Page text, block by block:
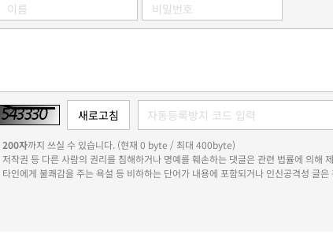
200자까지 쓰실 수 있습니다. (현재 0 byte / 최대 400byte)
저작권 등 다른 사람의 권리를 침해하거나 명예를 훼손하는 댓글은 관련 법률에 의해
타인에게 불쾌감을 주는 욕설 등 비하하는 단어가 내용에 포함되거나 인신공격성 글